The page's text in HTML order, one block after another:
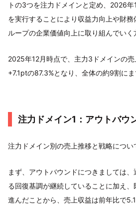
トの3つを注力ドメインと定め、2026
を実行することにより収益力向上や財
ループの企業価値向上に取り組んでいく
2025年12月時点で、主力3ドメインの
+7.1ptの87.3%となり、全体の約9割にま
注力ドメイン1：アウトバウ
注力ドメイン別の売上推移と戦略につい
まず、アウトバウンドにつきましては
る回復基調が継続していることに加え
進んだことから、売上収益は前年比で